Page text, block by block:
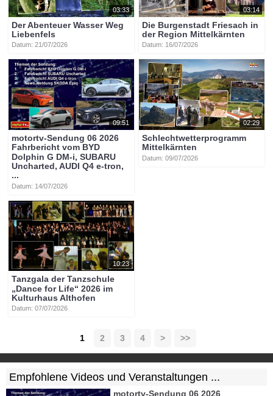
03:33
Der Abenteuer Wasser Weg
Liebenfels
Datum: 21/07/2026
03:14
Die Burgenstadt Friesach in
der Region Mittelkärnten
Datum: 16/07/2026
09:51
motortv-Sendung 06 2026
Fahrbericht vom BYD
Dolphin G DM-i, SUBARU
Uncharted, AUDI Q4 e-tron,
...
Datum: 14/07/2026
02:29
Schlechtwetterprogramm
Mittelkärnten
Datum: 09/07/2026
10:23
Tanzgala der Tanzschule
„Dance for Life“ 2026 im
Kulturhaus Althofen
Datum: 07/07/2026
1 2 3 4 > >>
Empfohlene Videos und Veranstaltungen ...
motortv-Sendung 06 2026